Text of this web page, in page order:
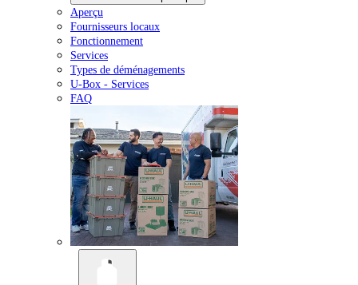
Aperçu
Fournisseurs locaux
Fonctionnement
Services
Types de déménagements
U-Box - Services
FAQ